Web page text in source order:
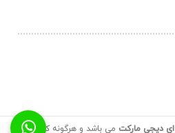
ای دیجی مارکت می باشد و هرگونه کپی برداری